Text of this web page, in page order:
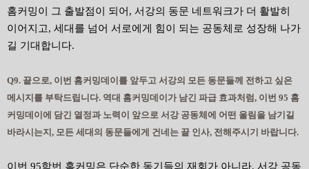
홈커밍이 그 출발점이 되어, 서강의 동문 네트워크가 더 활발히
이어지고, 세대를 넘어 서로에게 힘이 되는 공동체로 성장해 나가
길 기대합니다.
Q9. 끝으로, 이번 홈커밍데이를 앞두고 서강의 모든 동문들께 전하고 싶은
메시지를 부탁드립니다. 역대 홈커밍데이가 남긴 파급 효과처럼, 이번 95 홈
커밍데이에 담긴 열정과 노력이 앞으로 서강 공동체에 어떤 울림을 남기길
바라시는지, 모든 세대의 동문들에게 건네는 끝 인사, 전해주시기 바랍니다.
이번 95학번 홈커밍은 단순한 동기들의 재회가 아니라, 서강 공동